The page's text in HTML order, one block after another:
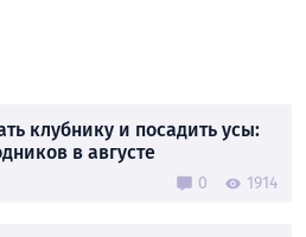
клубнику и посадить усы:
в августе
0 1914